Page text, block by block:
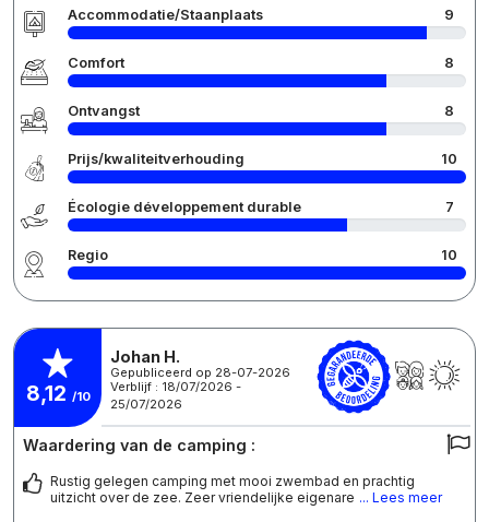
Accommodatie/Staanplaats 9
Comfort 8
Ontvangst 8
Prijs/kwaliteitverhouding 10
Écologie développement durable 7
Regio 10
8,12 /10
Johan H.
Gepubliceerd op 28-07-2026
Verblijf : 18/07/2026 -
25/07/2026
Waardering van de camping :
Rustig gelegen camping met mooi zwembad en prachtig
uitzicht over de zee. Zeer vriendelijke eigenare ... Lees meer